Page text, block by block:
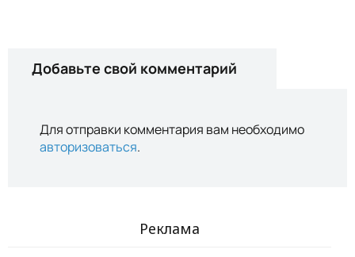
Добавьте свой комментарий
Для отправки комментария вам необходимо
авторизоваться.
Реклама